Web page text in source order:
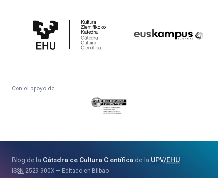
Cultura
Científica
Con el apoyo de:
Eusko
Jaurlaritza
eta
Berrikuntza
Blog de la Cátedra de Cultura Científica de la UPV/EHU
ISSN 2529-900X
Editado en Bilbao